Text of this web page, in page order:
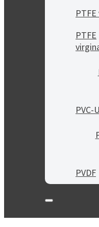
PTFE
PVC-
PVDF